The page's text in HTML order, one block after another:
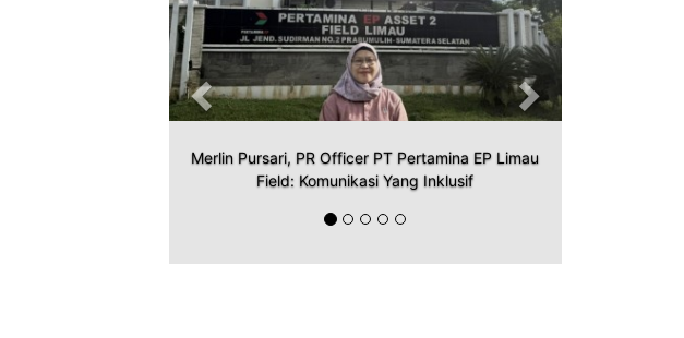
Merlin Pursari, PR Officer PT Pertamina EP Limau
Field: Komunikasi Yang Inklusif